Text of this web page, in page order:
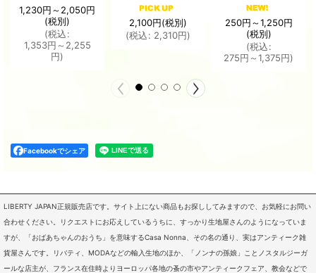
1,230円～2,050円
(税別)
(税込:
1,353円 ～2,255
円)
2,100円(税別)
(税込: 2,310円)
250円～1,250円
(税別)
(税込:
275円 ～1,375円)
Facebookでシェア
LIBERTY JAPAN正規販売店です。サイト上にない商品もお探ししてみますので、お気軽にお問い
合わせください。リクエストにお応えしているうちに、すっかり生地屋さんのようになっていま
すが、「おばあちゃんのおうち」を意味するCasa Nonna、その名の通り、実はアンティーク雑
貨屋さんです。リバティ、MODAなどの輸入生地のほか、「ノンナの孫娘」ことノスタルジーガ
ールな店主が、フランス在住時よりヨーロッパ各地の蚤の市やアンティークフェア、教会などで